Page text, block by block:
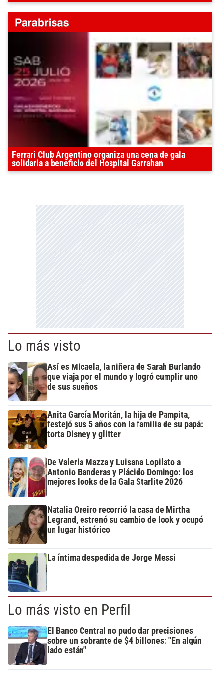
Ferrari Club Argentino organiza una cena de gala
solidaria a beneficio del Hospital Garrahan
Lo más visto
Así es Micaela, la niñera de Sarah Burlando
que viaja por el mundo y logró cumplir uno
de sus sueños
Anita García Moritán, la hija de Pampita,
festejó sus 5 años con la familia de su papá:
torta Disney y glitter
De Valeria Mazza y Luisana Lopilato a
Antonio Banderas y Plácido Domingo: los
mejores looks de la Gala Starlite 2026
Natalia Oreiro recorrió la casa de Mirtha
Legrand, estrenó su cambio de look y ocupó
un lugar histórico
La íntima despedida de Jorge Messi
Lo más visto en Perfil
El Banco Central no pudo dar precisiones
sobre un sobrante de $4 billones: "En algún
lado están"